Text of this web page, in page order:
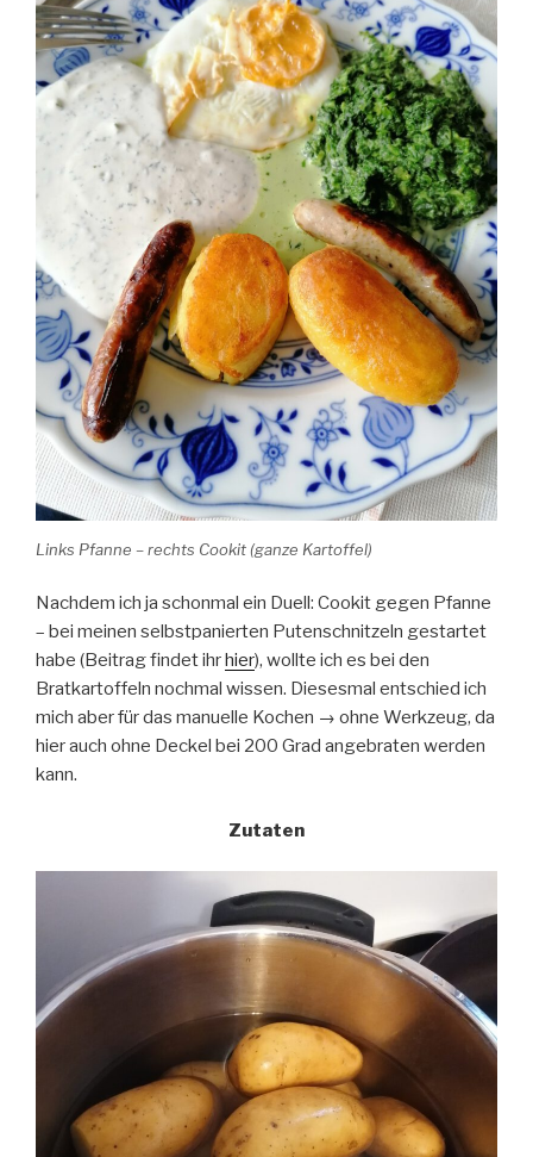
Links Pfanne – rechts Cookit (ganze Kartoffel)
Nachdem ich ja schonmal ein Duell: Cookit gegen Pfanne
– bei meinen selbstpanierten Putenschnitzeln gestartet
habe (Beitrag findet ihr hier), wollte ich es bei den
Bratkartoffeln nochmal wissen. Diesesmal entschied ich
mich aber für das manuelle Kochen → ohne Werkzeug, da
hier auch ohne Deckel bei 200 Grad angebraten werden
kann.
Zutaten